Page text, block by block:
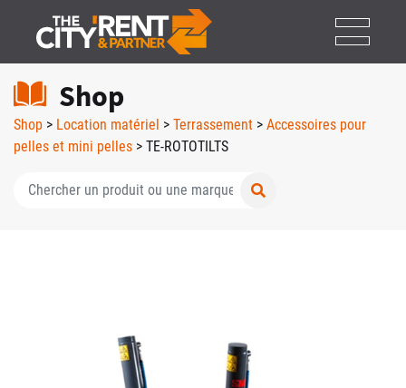
Shop
Shop > Location matériel > Terrassement > Accessoires pour
pelles et mini pelles > TE-ROTOTILTS